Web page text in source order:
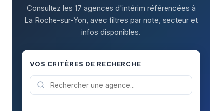
Consultez les 17 agences d'intérim référencées à
La Roche-sur-Yon, avec filtres par note, secteur et
infos disponibles.
VOS CRITÈRES DE RECHERCHE